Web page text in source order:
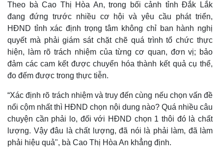
Kinh tế
Bất động sản
Khởi nghiệp
Thị trường
Giá vàng
Tiêu dùng
Tỷ giá
Chứng khoán
Giá cà phê
Theo bà Cao Thị Hòa An, trong bối cảnh tỉnh Đắk Lắk
đang đứng trước nhiều cơ hội và yêu cầu phát triển,
HĐND tỉnh xác định trọng tâm không chỉ ban hành nghị
quyết mà phải giám sát chặt chẽ quá trình tổ chức thực
hiện, làm rõ trách nhiệm của từng cơ quan, đơn vị; bảo
đảm các cam kết được chuyển hóa thành kết quả cụ thể,
đo đếm được trong thực tiễn.
“Xác định rõ trách nhiệm và truy đến cùng nếu chọn vấn đề
nổi cộm nhất thì HĐND chọn nội dung nào? Quá nhiều câu
chuyện cần phải lo, đối với HĐND chọn 1 thôi đó là chất
lượng. Vậy đâu là chất lượng, đã nói là phải làm, đã làm
phải hiệu quả", bà Cao Thị Hòa An khẳng định.